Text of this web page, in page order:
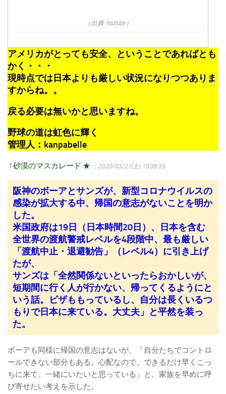
（出典 Youtube）
アメリカがとっても安全、ということであればとも
かく・・・
現時点では日本よりも厳しい状況になりつつありま
すからね。。
戻る必要は無いかと思いますね。
野球の道は虹色に輝く
管理人：kanpabelle
1砂漠のマスカレード ★ ：2020/03/21(土) 10:38:35
阪神のボーアとサンズが、新型コロナウイルスの
感染が拡大する中、帰国の意志がないことを明か
した。
米国政府は19日（日本時間20日）、日本を含む
全世界の渡航警戒レベルを4段階中、最も厳しい
「渡航中止・退避勧告」（レベル4）に引き上げ
たが、
サンズは「全然関係ないといったらおかしいが、
短期間に行く人が行かない、帰ってくるようにと
いう話。ビザももっているし、自分は長くいるつ
もりで日本に来ている。大丈夫」と平然を装っ
た。
ボーアも同様に帰国の意志はないが、「自分たちでコントロ
ールできない部分もある。心配なので、できるだけ早くこっ
ちに来て、一緒にいたいと思っている」と、家族を早めに呼
び寄せたい考えを示した。